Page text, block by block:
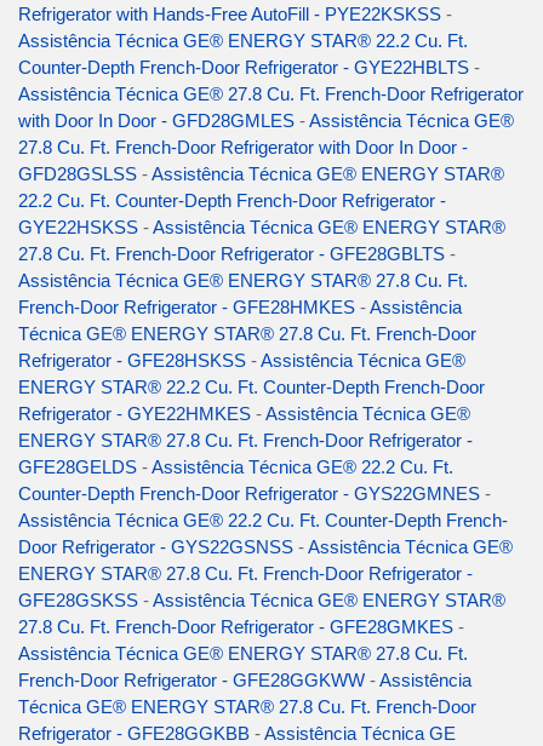
Refrigerator with Hands-Free AutoFill - PYE22KSKSS -
Assistência Técnica GE® ENERGY STAR® 22.2 Cu. Ft.
Counter-Depth French-Door Refrigerator - GYE22HBLTS -
Assistência Técnica GE® 27.8 Cu. Ft. French-Door Refrigerator
with Door In Door - GFD28GMLES -Assistência Técnica GE®
27.8 Cu. Ft. French-Door Refrigerator with Door In Door -
GFD28GSLSS -Assistência Técnica GE® ENERGY STAR®
22.2 Cu. Ft. Counter-Depth French-Door Refrigerator -
GYE22HSKSS -Assistência Técnica GE® ENERGY STAR®
27.8 Cu. Ft. French-Door Refrigerator - GFE28GBLTS -
Assistência Técnica GE® ENERGY STAR® 27.8 Cu. Ft.
French-Door Refrigerator - GFE28HMKES -Assistência
Técnica GE® ENERGY STAR® 27.8 Cu. Ft. French-Door
Refrigerator - GFE28HSKSS -Assistência Técnica GE®
ENERGY STAR® 22.2 Cu. Ft. Counter-Depth French-Door
Refrigerator - GYE22HMKES -Assistência Técnica GE®
ENERGY STAR® 27.8 Cu. Ft. French-Door Refrigerator -
GFE28GELDS -Assistência Técnica GE® 22.2 Cu. Ft.
Counter-Depth French-Door Refrigerator - GYS22GMNES -
Assistência Técnica GE® 22.2 Cu. Ft. Counter-Depth French-
Door Refrigerator - GYS22GSNSS -Assistência Técnica GE®
ENERGY STAR® 27.8 Cu. Ft. French-Door Refrigerator -
GFE28GSKSS -Assistência Técnica GE® ENERGY STAR®
27.8 Cu. Ft. French-Door Refrigerator - GFE28GMKES -
Assistência Técnica GE® ENERGY STAR® 27.8 Cu. Ft.
French-Door Refrigerator - GFE28GGKWW -Assistência
Técnica GE® ENERGY STAR® 27.8 Cu. Ft. French-Door
Refrigerator - GFE28GGKBB -Assistência Técnica GE